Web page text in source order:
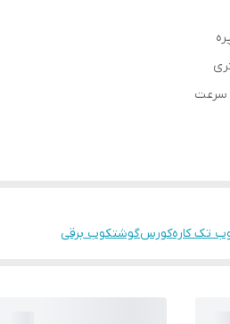
سرعت
تک کارهکورسگوشتکوب برقی